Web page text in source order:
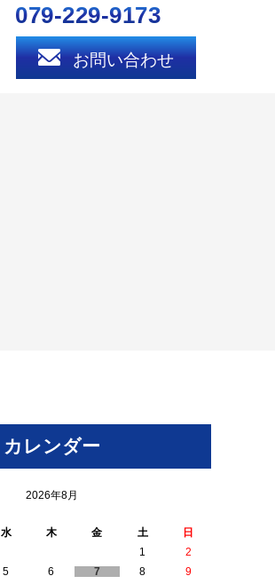
079-229-9173
お問い合わせ
カレンダー
2026年8月
水 木 金 土
日
1
2
5 6 7 8
9